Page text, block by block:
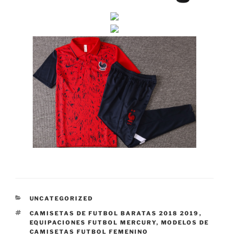
CATEGORÍAS
UNCATEGORIZED
ETIQUETAS
CAMISETAS DE FUTBOL BARATAS 2018 2019 ,
EQUIPACIONES FUTBOL MERCURY, MODELOS DE
CAMISETAS FUTBOL FEMENINO